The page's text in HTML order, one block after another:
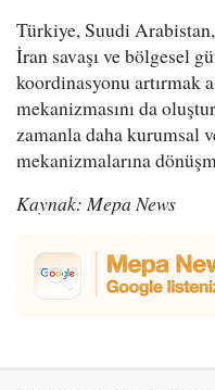
Türkiye, Suudi
İran savaşı ve bölgesel
koordinasyonu artırmak
mekanizmasını da
zamanla daha kurumsal
mekanizmalarına
Kaynak: Mepa News